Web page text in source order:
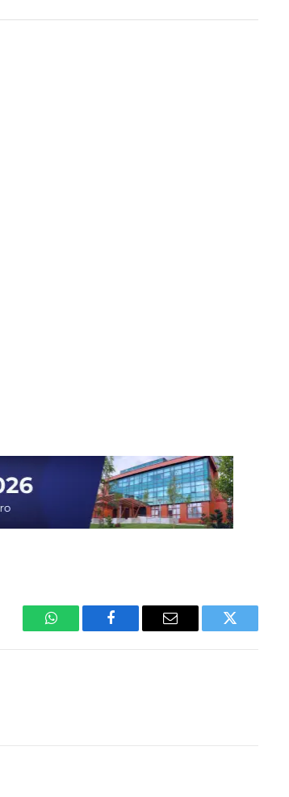
WhatsAppFacebook Email Twitter